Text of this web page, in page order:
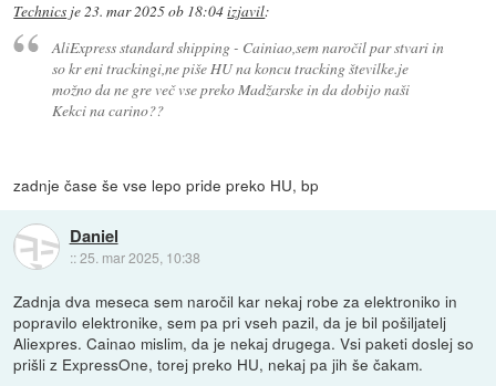
Technics je23. mar 2025 ob 18:04izjavil:
AliExpress standard shipping - Cainiao,sem naročil par stvari in
so kr eni trackingi,ne piše HU na koncu tracking številke.je
možno da ne gre več vse preko Madžarske in da dobijo naši
Kekci na carino??
zadnje čase še vse lepo pride preko HU, bp
Daniel
::25. mar 2025, 10:38
Zadnja dva meseca sem naročil kar nekaj robe za elektroniko in
popravilo elektronike, sem pa pri vseh pazil, da je bil pošiljatelj
Aliexpres. Cainao mislim, da je nekaj drugega. Vsi paketi doslej so
prišli z ExpressOne, torej preko HU, nekaj pa jih še čakam.